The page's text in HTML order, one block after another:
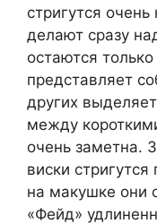
стригутся
делают сразу
остаются
представляет
других
между
очень заметна.
виски
на макушке они
«Фейд»